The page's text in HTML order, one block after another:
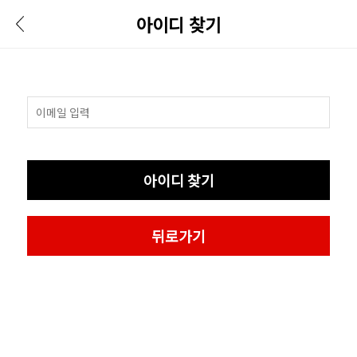
아이디 찾기
아이디 찾기
뒤로가기